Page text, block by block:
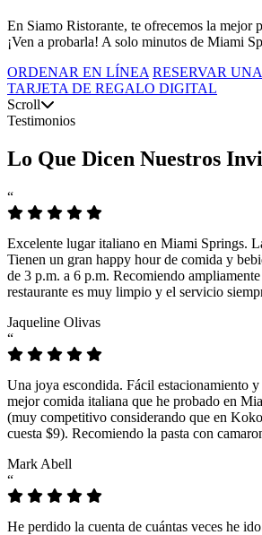
En Siamo Ristorante, te ofrecemos la mejor
¡Ven a probarla! A solo minutos de Miami
ORDENAR EN LÍNEA RESERVAR
TARJETA DE REGALO DIGITAL
Scroll
Testimonios
Lo Que Dicen Nuestros
“
Excelente lugar italiano en Miami Springs.
Tienen un gran happy hour de comida y
de 3 p.m. a 6 p.m. Recomiendo
restaurante es muy limpio y el servicio
Jaqueline Olivas
“
Una joya escondida. Fácil estacionamiento
mejor comida italiana que he probado en
(muy competitivo considerando que en
cuesta $9). Recomiendo la pasta con
Mark Abell
“
He perdido la cuenta de cuántas veces he